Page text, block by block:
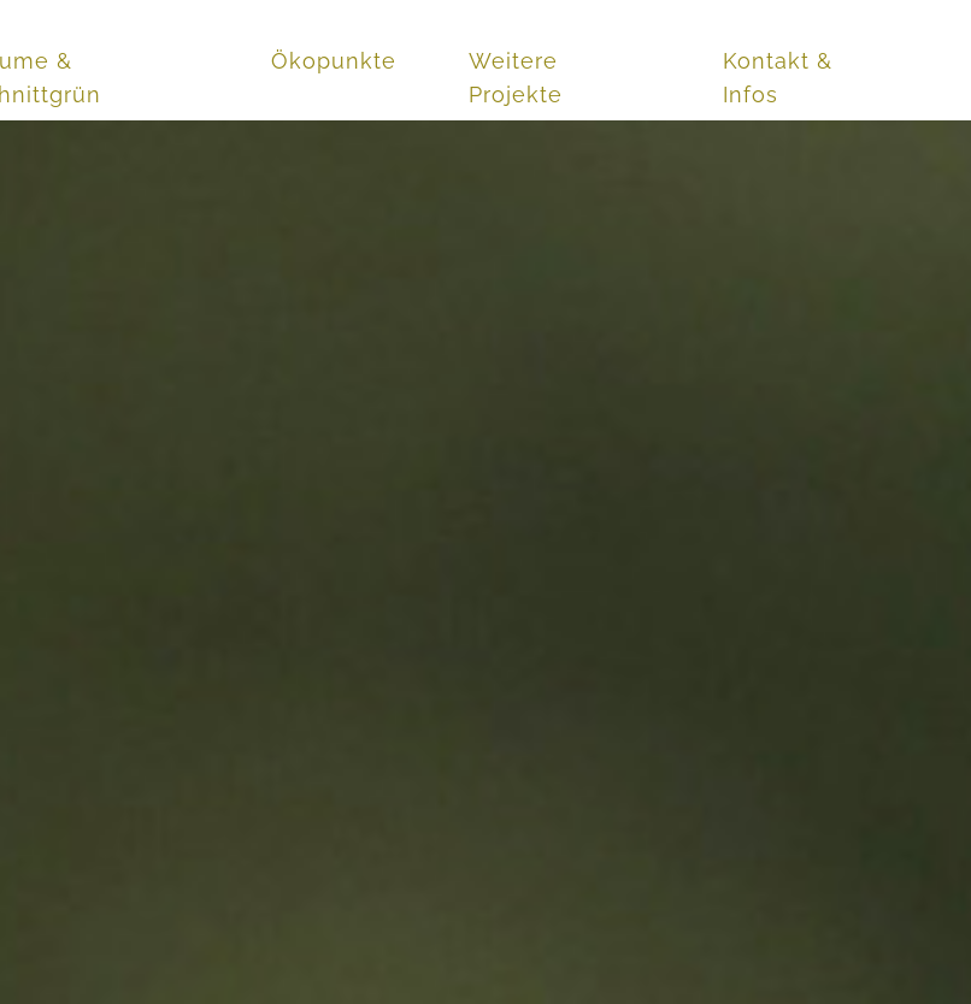
&
Ökopunkte
Weitere
Projekte
Kontakt &
Infos